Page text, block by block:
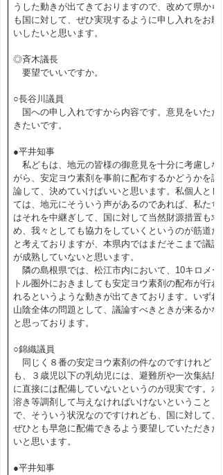
うした動きが出てきておりますので、改めて県から
も国に対して、ぜひ実現するように申し入れをお願
いしたいと思います。
◎斉木議長
要望でいいですか。
○長谷川議員
国への申し入れですから内容です。意見をいただ
きたいです。
●平井知事
私どもは、地元の皆様の御意見を十分に考慮しな
がら、安定ヨウ素剤を事前に配布するかどうかを議
論して、決めていけばいいと思います。私個人とし
ては、地元にそういう声があるのであれば、私たち
はそれを中継ぎして、国に対して当然財源措置も求
め、我々としても協力をしていくというのが筋道だ
と考えておりますが、本県内ではまだそこまで議論
が成熟していないと思います。
隣の島根県では、松江市内において、10キロメー
トル圏外におきましても安定ヨウ素剤の配布が行わ
れるというような動きが出てきております。いずれ
山陰全体の問題として、議論すべきときが来るかな
と思っております。
○錦織議員
同じく８番の安定ヨウ素剤の件なのですけれど
も、３歳児以下の乳幼児には、避難所や一次集結所
に直接には配備していないというのが現実です。水
溶き等調剤して与えなければいけないということ
で、そういう状況なのですけれども、国に対して、
ぜひとも早急に配備できるよう要望していただきた
いと思います。
●平井知事